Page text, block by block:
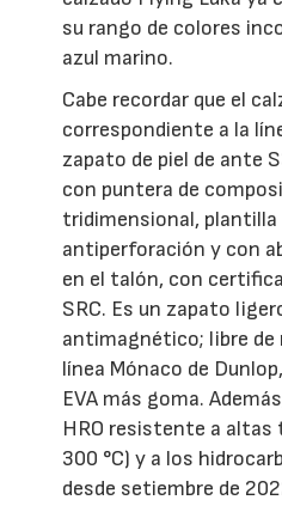
su rango de colores
azul marino.
Cabe recordar que el
correspondiente a la
zapato de piel de ante
con puntera de
tridimensional,
antiperforación y con
en el talón, con
SRC. Es un zapato
antimagnético; libre de
línea Mónaco de
EVA más goma.
HRO resistente a
300 °C) y a los
desde setiembre de